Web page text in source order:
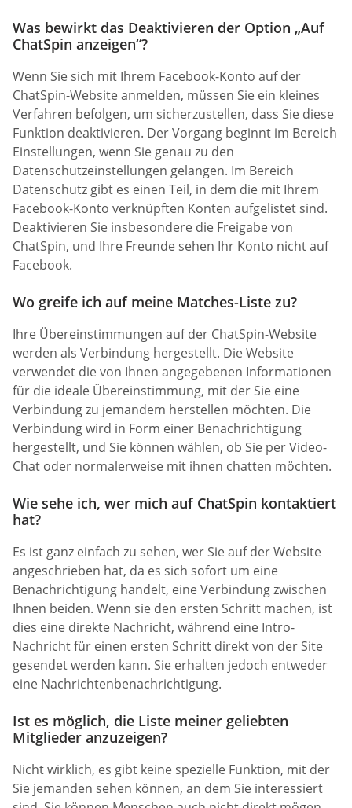
Was bewirkt das Deaktivieren der Option „Auf
ChatSpin anzeigen“?
Wenn Sie sich mit Ihrem Facebook-Konto auf der
ChatSpin-Website anmelden, müssen Sie ein kleines
Verfahren befolgen, um sicherzustellen, dass Sie diese
Funktion deaktivieren. Der Vorgang beginnt im Bereich
Einstellungen, wenn Sie genau zu den
Datenschutzeinstellungen gelangen. Im Bereich
Datenschutz gibt es einen Teil, in dem die mit Ihrem
Facebook-Konto verknüpften Konten aufgelistet sind.
Deaktivieren Sie insbesondere die Freigabe von
ChatSpin, und Ihre Freunde sehen Ihr Konto nicht auf
Facebook.
Wo greife ich auf meine Matches-Liste zu?
Ihre Übereinstimmungen auf der ChatSpin-Website
werden als Verbindung hergestellt. Die Website
verwendet die von Ihnen angegebenen Informationen
für die ideale Übereinstimmung, mit der Sie eine
Verbindung zu jemandem herstellen möchten. Die
Verbindung wird in Form einer Benachrichtigung
hergestellt, und Sie können wählen, ob Sie per Video-
Chat oder normalerweise mit ihnen chatten möchten.
Wie sehe ich, wer mich auf ChatSpin kontaktiert
hat?
Es ist ganz einfach zu sehen, wer Sie auf der Website
angeschrieben hat, da es sich sofort um eine
Benachrichtigung handelt, eine Verbindung zwischen
Ihnen beiden. Wenn sie den ersten Schritt machen, ist
dies eine direkte Nachricht, während eine Intro-
Nachricht für einen ersten Schritt direkt von der Site
gesendet werden kann. Sie erhalten jedoch entweder
eine Nachrichtenbenachrichtigung.
Ist es möglich, die Liste meiner geliebten
Mitglieder anzuzeigen?
Nicht wirklich, es gibt keine spezielle Funktion, mit der
Sie jemanden sehen können, an dem Sie interessiert